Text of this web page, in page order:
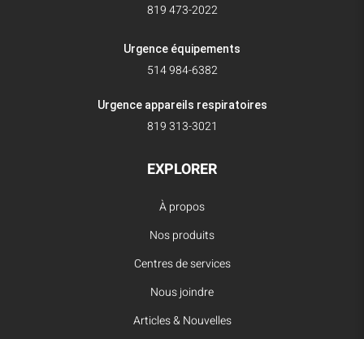
819 473-2022
Urgence équipements
514 984-6382
Urgence appareils respiratoires
819 313-3021
EXPLORER
À propos
Nos produits
Centres de services
Nous joindre
Articles & Nouvelles